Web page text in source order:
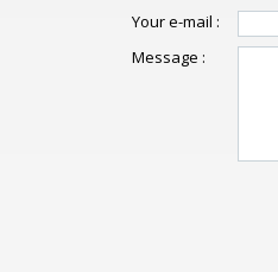
Your e-mail :
Message :